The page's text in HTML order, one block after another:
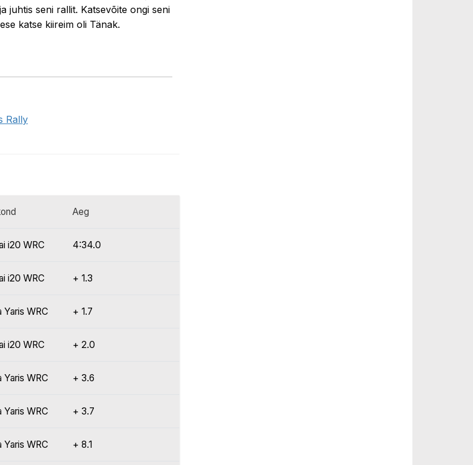
juhtis seni rallit. Katsevõite ongi seni
katse kiireim oli Tänak.
Rally
Aeg
i20 WRC 4:34.0
i20 WRC + 1.3
Yaris WRC + 1.7
i20 WRC + 2.0
Yaris WRC + 3.6
Yaris WRC + 3.7
Yaris WRC + 8.1